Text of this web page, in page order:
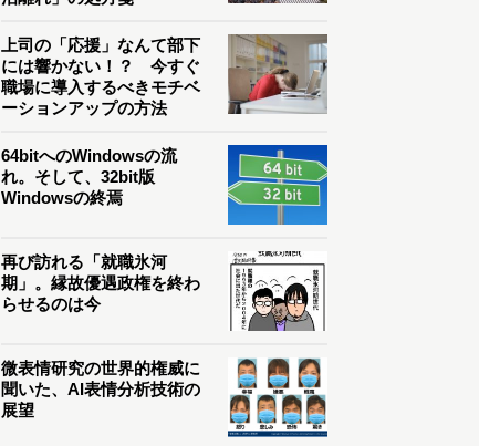
上司の「応援」なんて部下
には響かない！？ 今すぐ
職場に導入するべきモチベ
ーションアップの方法
64bitへのWindowsの流
れ。そして、32bit版
Windowsの終焉
再び訪れる「就職氷河
期」。縁故優遇政権を終わ
らせるのは今
微表情研究の世界的権威に
聞いた、AI表情分析技術の
展望